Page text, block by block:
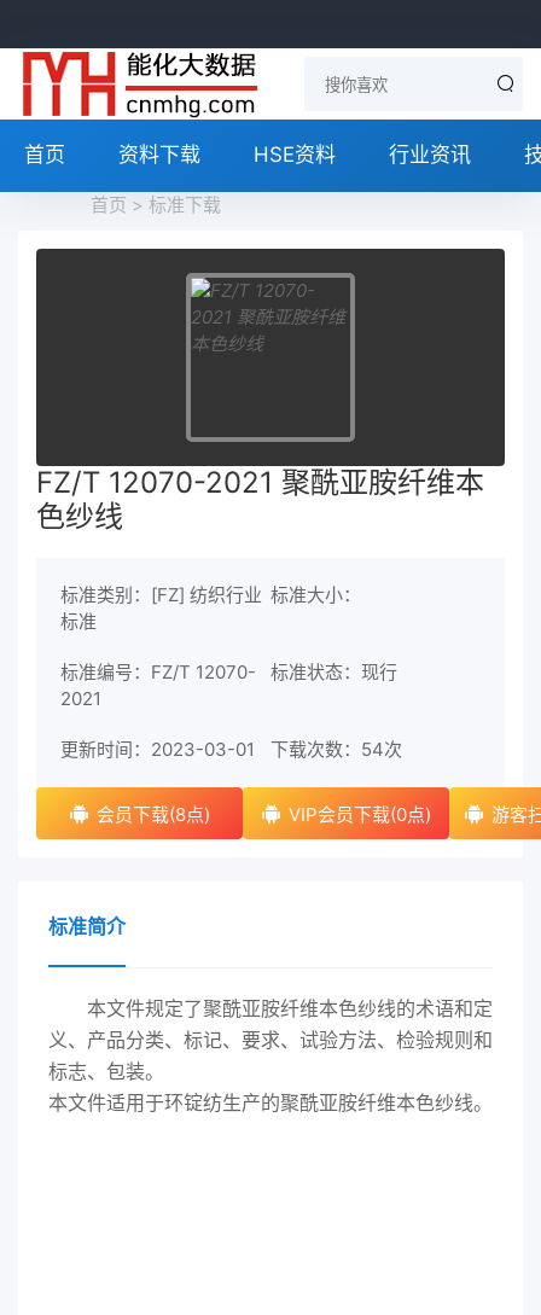
首页 资料下载 HSE资料 行业资讯
首页 > 标准下载
FZ/T 12070-2021 聚酰亚胺纤维本
色纱线
标准类别：[FZ] 纺织行业
标准
标准大小：
标准编号：FZ/T 12070-
2021
标准状态：现行
更新时间：2023-03-01 下载次数： 54次
会员下载(8点) VIP会员下载(0点) 游客
标准简介
本文件规定了聚酰亚胺纤维本色纱线的术语和定
义、产品分类、标记、要求、试验方法、检验规则和
标志、包装。
本文件适用于环锭纺生产的聚酰亚胺纤维本色纱线。